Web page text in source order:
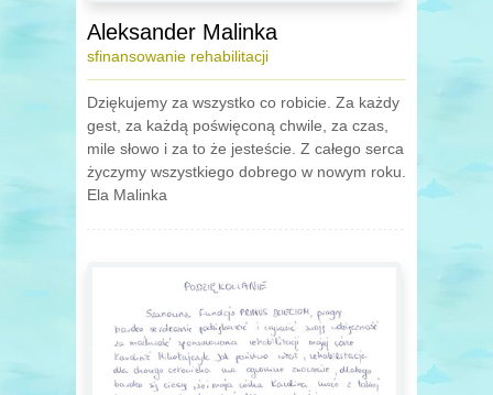
Aleksander Malinka
sfinansowanie rehabilitacji
Dziękujemy za wszystko co robicie. Za każdy
gest, za każdą poświęconą chwile, za czas,
mile słowo i za to że jesteście. Z całego serca
życzymy wszystkiego dobrego w nowym roku.
Ela Malinka